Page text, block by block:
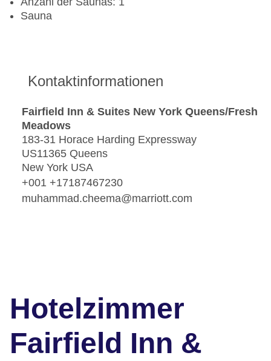
Sauna
Kontaktinformationen
Fairfield Inn & Suites New York Queens/Fresh
Meadows
183-31 Horace Harding Expressway
US11365 Queens
New York USA
+001 +17187467230
muhammad.cheema@marriott.com
Hotelzimmer
Fairfield Inn &